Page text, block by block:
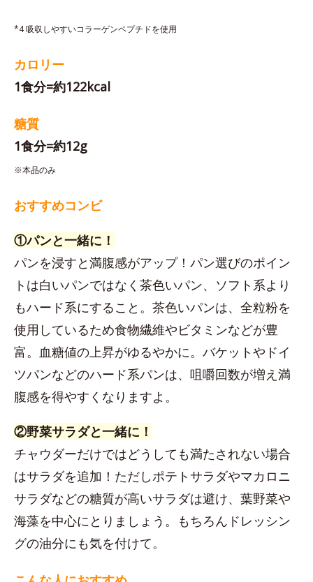
*4 吸収しやすいコラーゲンペプチドを使用
カロリー
1食分=約122kcal
糖質
1食分=約12g
※本品のみ
おすすめコンビ
①パンと一緒に！
パンを浸すと満腹感がアップ！パン選びのポイン
トは白いパンではなく茶色いパン、ソフト系より
もハード系にすること。茶色いパンは、全粒粉を
使用しているため食物繊維やビタミンなどが豊
富。血糖値の上昇がゆるやかに。バケットやドイ
ツパンなどのハード系パンは、咀嚼回数が増え満
腹感を得やすくなりますよ。
②野菜サラダと一緒に！
チャウダーだけではどうしても満たされない場合
はサラダを追加！ただしポテトサラダやマカロニ
サラダなどの糖質が高いサラダは避け、葉野菜や
海藻を中心にとりましょう。もちろんドレッシン
グの油分にも気を付けて。